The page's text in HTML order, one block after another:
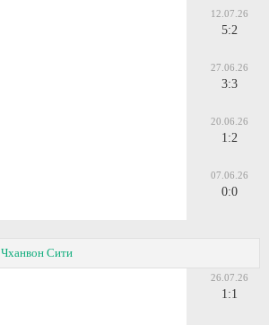
12.07.26
5:2
27.06.26
3:3
20.06.26
1:2
07.06.26
0:0
Чханвон Сити
26.07.26
1:1